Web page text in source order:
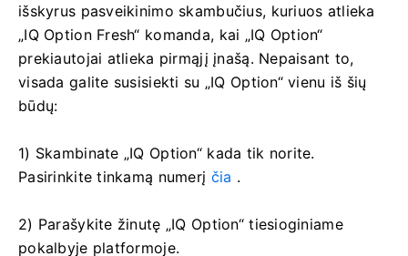
išskyrus pasveikinimo skambučius, kuriuos atlieka
„IQ Option Fresh“ komanda, kai „IQ Option“
prekiautojai atlieka pirmąjį įnašą. Nepaisant to,
visada galite susisiekti su „IQ Option“ vienu iš šių
būdų:
1) Skambinate „IQ Option“ kada tik norite.
Pasirinkite tinkamą numerį čia .
2) Parašykite žinutę „IQ Option“ tiesioginiame
pokalbyje platformoje.